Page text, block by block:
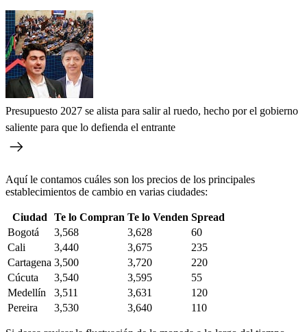
Presupuesto 2027 se alista para salir al ruedo, hecho por el gobierno
saliente para que lo defienda el entrante
Aquí le contamos cuáles son los precios de los principales
establecimientos de cambio en varias ciudades:
Ciudad Te lo Compran Te lo Venden Spread
Bogotá
3,568 3,628
60
Cali
3,440 3,675
235
Cartagena 3,500 3,720
220
Cúcuta
3,540 3,595
55
Medellín
3,511 3,631
120
Pereira
3,530 3,640 110